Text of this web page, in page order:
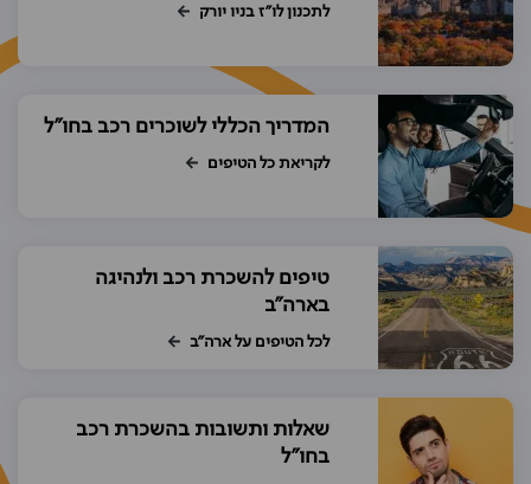
לתכנון לו"ז בניו יורק
המדריך הכללי לשוכרים רכב בחו"ל
לקריאת כל הטיפים
טיפים להשכרת רכב ולנהיגה
בארה"ב
לכל הטיפים על ארה"ב
שאלות ותשובות בהשכרת רכב
בחו"ל